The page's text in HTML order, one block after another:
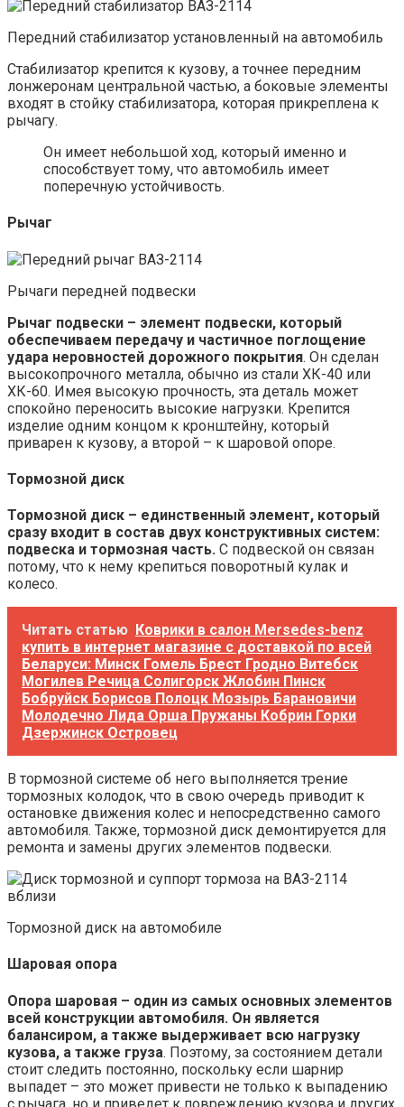
Передний стабилизатор установленный на автомобиль
Стабилизатор крепится к кузову, а точнее передним
лонжеронам центральной частью, а боковые элементы
входят в стойку стабилизатора, которая прикреплена к
рычагу.
Он имеет небольшой ход, который именно и
способствует тому, что автомобиль имеет
поперечную устойчивость.
Рычаг
Рычаги передней подвески
Рычаг подвески – элемент подвески, который
обеспечиваем передачу и частичное поглощение
удара неровностей дорожного покрытия. Он сделан
высокопрочного металла, обычно из стали ХК-40 или
ХК-60. Имея высокую прочность, эта деталь может
спокойно переносить высокие нагрузки. Крепится
изделие одним концом к кронштейну, который
приварен к кузову, а второй – к шаровой опоре.
Тормозной диск
Тормозной диск – единственный элемент, который
сразу входит в состав двух конструктивных систем:
подвеска и тормозная часть. С подвеской он связан
потому, что к нему крепиться поворотный кулак и
колесо.
Читать статью Коврики в салон Mersedes-benz
купить в интернет магазине с доставкой по всей
Беларуси: Минск Гомель Брест Гродно Витебск
Могилев Речица Солигорск Жлобин Пинск
Бобруйск Борисов Полоцк Мозырь Барановичи
Молодечно Лида Орша Пружаны Кобрин Горки
Дзержинск Островец
В тормозной системе об него выполняется трение
тормозных колодок, что в свою очередь приводит к
остановке движения колес и непосредственно самого
автомобиля. Также, тормозной диск демонтируется для
ремонта и замены других элементов подвески.
Тормозной диск на автомобиле
Шаровая опора
Опора шаровая – один из самых основных элементов
всей конструкции автомобиля. Он является
балансиром, а также выдерживает всю нагрузку
кузова, а также груза. Поэтому, за состоянием детали
стоит следить постоянно, поскольку если шарнир
выпадет – это может привести не только к выпадению